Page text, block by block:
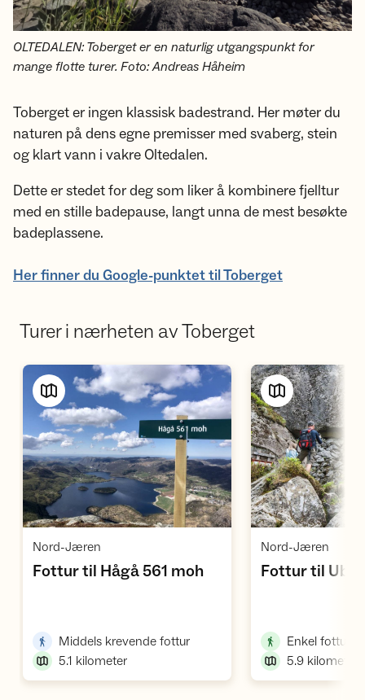
OLTEDALEN: Toberget er en naturlig utgangspunkt for
mange flotte turer. Foto: Andreas Håheim
Toberget er ingen klassisk badestrand. Her møter du
naturen på dens egne premisser med svaberg, stein
og klart vann i vakre Oltedalen.
Dette er stedet for deg som liker å kombinere fjelltur
med en stille badepause, langt unna de mest besøkte
badeplassene.
Her finner du Google-punktet til Toberget
Turer i nærheten av Toberget
Vis turforslag
Nord-Jæren
Fottur til Hågå 561 moh,
Middels krevende fottur,
5.1 kilometer
Nord-Jæren
Fottur til
Enkel fottur
5.9 kilometer